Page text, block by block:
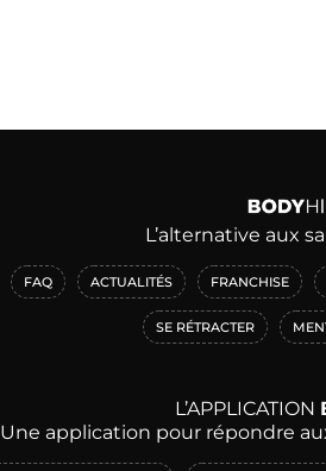
L’alternative aux
FAQ ACTUALITÉS FRANCHISE
SE RÉTRACTER
L’APPLICATION
Une application pour répondre